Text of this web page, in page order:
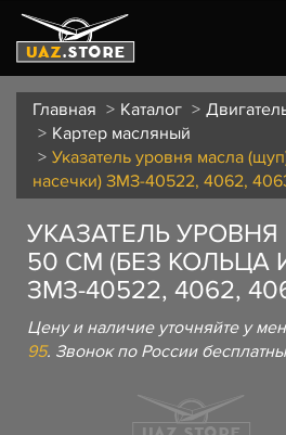
Главная Каталог
Картер масляный
Указатель уровня масла
насечки) ЗМЗ-40522, 4062,
УКАЗАТЕЛЬ
50 СМ (БЕЗ КОЛЬЦА
ЗМЗ-40522, 4062,
Цену и наличие уточняйте у
95. Звонок по России